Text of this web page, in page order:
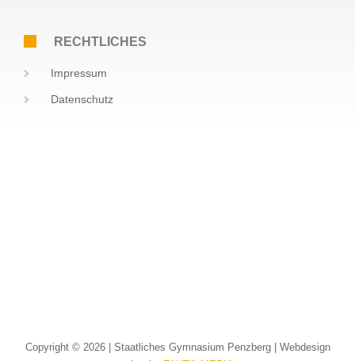
RECHTLICHES
Impressum
Datenschutz
Copyright © 2026 | Staatliches Gymnasium Penzberg | Webdesign